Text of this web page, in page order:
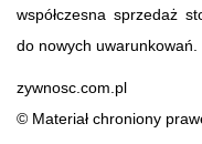
współczesna sprzedaż
do nowych uwarunkowań.
zywnosc.com.pl
© Materiał chroniony